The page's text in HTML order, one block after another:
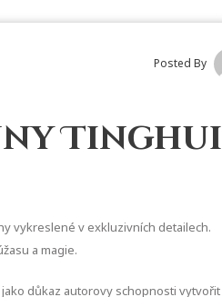
Posted By
Tinghui
vykreslené v exkluzivních detailech.
a magie.
důkaz autorovy schopnosti vytvořit